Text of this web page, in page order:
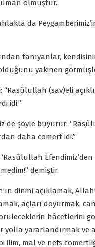
olmuştur.
da
tanıyanlar,
yakinen
“Rasûlullah (sav)eli
idi.”
de şöyle buyurur:
daha cömert idi.”
demiştir.
dinini açıklamak,
açları doyurmak,
hâcetlerini
yolla yararlandırmak ve
ilim, mal ve nefs